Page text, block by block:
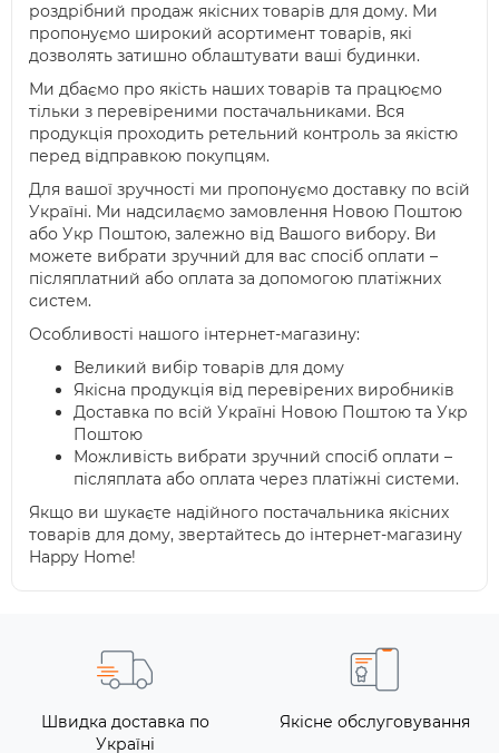
роздрібний продаж якісних товарів для дому. Ми
пропонуємо широкий асортимент товарів, які
дозволять затишно облаштувати ваші будинки.
Ми дбаємо про якість наших товарів та працюємо
тільки з перевіреними постачальниками. Вся
продукція проходить ретельний контроль за якістю
перед відправкою покупцям.
Для вашої зручності ми пропонуємо доставку по всій
Україні. Ми надсилаємо замовлення Новою Поштою
або Укр Поштою, залежно від Вашого вибору. Ви
можете вибрати зручний для вас спосіб оплати –
післяплатний або оплата за допомогою платіжних
систем.
Особливості нашого інтернет-магазину:
Великий вибір товарів для дому
Якісна продукція від перевірених виробників
Доставка по всій Україні Новою Поштою та Укр
Поштою
Можливість вибрати зручний спосіб оплати –
післяплата або оплата через платіжні системи.
Якщо ви шукаєте надійного постачальника якісних
товарів для дому, звертайтесь до інтернет-магазину
Happy Home!
Швидка доставка по
Україні
Якісне обслуговування